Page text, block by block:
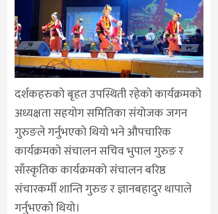
दर्शकहरुको बृहत उपस्थिती रहेको कार्यक्रमको
अध्यक्षता सहयोग समितिका संयोजक जगन
गुरुङले गर्नुभएको थियो भने औपचारिक
कार्यक्रमको संचालन सचिव भुपाल गुरुङ र
साँस्कृतिक कार्यक्रमको संचालन बरिष्ठ
संचारकर्मी शान्ति गुरुङ र ज्ञानबहादुर थापाले
गर्नुभएको थियो।